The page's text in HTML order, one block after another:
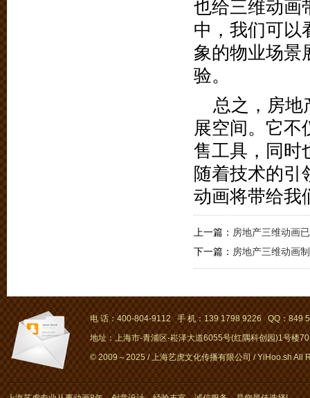
也给三维动画
中，我们可以
象的物业场景
验。
总之，房地
展空间。它不
售工具，同时
随着技术的引
动画将带给我
上一篇： 房地产三维动画
下一篇： 房地产三维动画
电 话：400-804-9112 手 机：139 1798 9226 QQ：849
地址：上海市-青浦区-崧泽大道6055号(红隅科创园)1号楼
© 2009～2025 / 上海艺虎文化传播有限公司 / YiHoo.sh All